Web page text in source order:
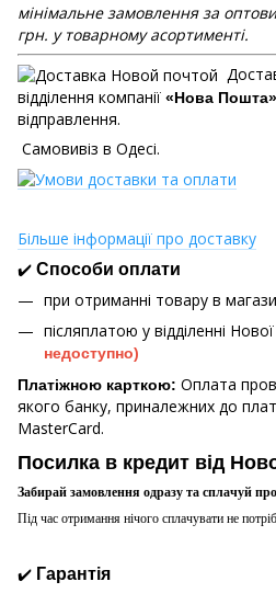
мінімальне замовлення за
грн. у товарному асортименті.
відділення компанії «Нова
відправлення.
Самовивіз в Одесі.
Більше інформації про доставку
✔️ Способи оплати
при отриманні товару в
післяплатою у відділенні
недоступно)
Платіжною карткою: Оплата
якого банку, приналежних до
MasterCard.
Посилка в кредит від
Забирай замовлення одразу та сплачуй
Під час отримання нічого сплачувати не
✔️ Гарантія